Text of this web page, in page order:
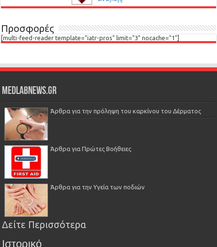
Προσφορές
[multi-feed-reader template="iatr-pros" limit="3" nocache="1"]
Medlabnews.gr
Άρθρα για την πρόληψη του καρκίνου του Δέρματος
Άρθρα για Πρώτες Βοήθειες
Άρθρα για την Υγεία των ποδιών
Δείτε Περισσότερα
Ιστορικό